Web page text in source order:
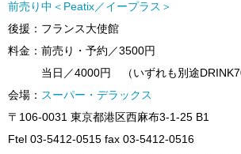
前売り中＜Peatix／イープラス＞
後援：フランス大使館
料金：前売り・予約／3500円
当日／4000円 （いずれも別途
会場： スーパー・デラックス
〒106-0031 東京都港区西麻布3-1-25 B1
Ftel 03-5412-0515 fax 03-5412-0516